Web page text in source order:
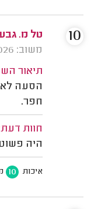
טל מ.
משוב: 24/06/2026
תיאור
חפר.
חוות
היה
איכות 10
10